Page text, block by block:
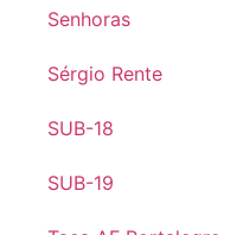
Senhoras
Sérgio Rente
SUB-18
SUB-19